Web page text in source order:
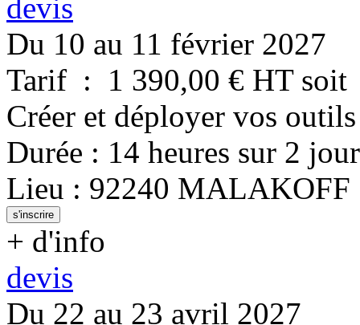
devis
Du 10 au 11 février 2027
Tarif : 1 390,00 € HT soit
Créer et déployer vos
Durée : 14 heures sur 2
Lieu : 92240 MALAKOFF
s'inscrire
+ d'info
devis
Du 22 au 23 avril 2027